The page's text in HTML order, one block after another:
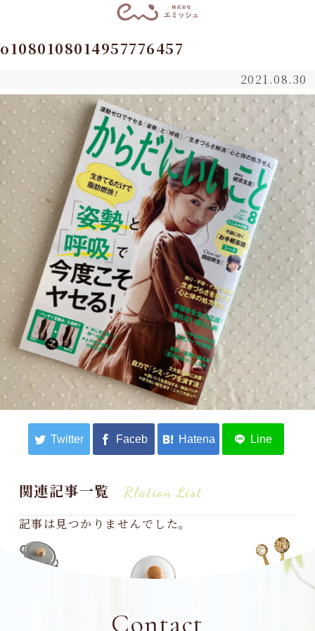
o1080108014957776457
2021.08.30
関連記事一覧 Rlation List
記事は見つかりませんでした。
Contact